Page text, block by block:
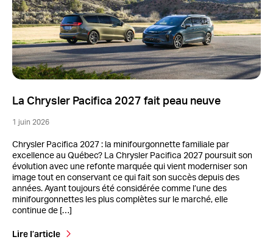
La Chrysler Pacifica 2027 fait peau neuve
1 juin 2026
Chrysler Pacifica 2027 : la minifourgonnette familiale par
excellence au Québec? La Chrysler Pacifica 2027 poursuit son
évolution avec une refonte marquée qui vient moderniser son
image tout en conservant ce qui fait son succès depuis des
années. Ayant toujours été considérée comme l’une des
minifourgonnettes les plus complètes sur le marché, elle
continue de […]
Lire l’article